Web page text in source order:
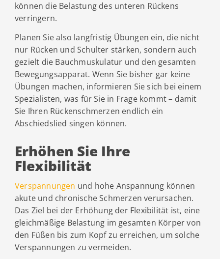
können die Belastung des unteren Rückens
verringern.
Planen Sie also langfristig Übungen ein, die nicht
nur Rücken und Schulter stärken, sondern auch
gezielt die Bauchmuskulatur und den gesamten
Bewegungsapparat. Wenn Sie bisher gar keine
Übungen machen, informieren Sie sich bei einem
Spezialisten, was für Sie in Frage kommt – damit
Sie Ihren Rückenschmerzen endlich ein
Abschiedslied singen können.
Erhöhen Sie Ihre
Flexibilität
Verspannungen und hohe Anspannung können
akute und chronische Schmerzen verursachen.
Das Ziel bei der Erhöhung der Flexibilität ist, eine
gleichmäßige Belastung im gesamten Körper von
den Füßen bis zum Kopf zu erreichen, um solche
Verspannungen zu vermeiden.